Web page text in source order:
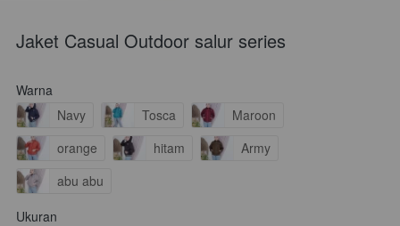
Jaket Casual Outdoor salur series
Warna
Navy
Tosca
Maroon
orange
hitam
Army
abu abu
Ukuran